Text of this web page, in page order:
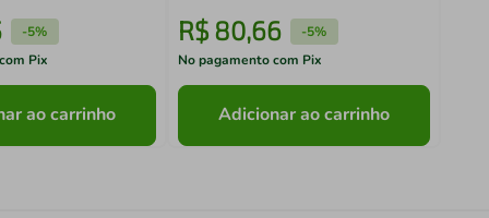
-5%
Pix
ao carrinho
R$ 80,66 -5%
No pagamento com Pix
Adicionar ao carrinho